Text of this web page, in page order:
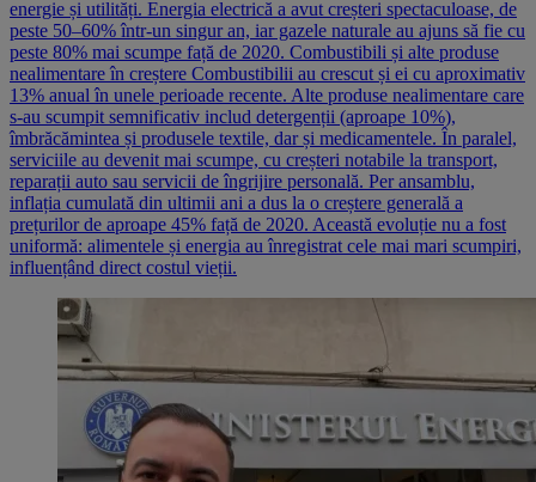
energie și utilități. Energia electrică a avut creșteri spectaculoase, de
peste 50–60% într-un singur an, iar gazele naturale au ajuns să fie cu
peste 80% mai scumpe față de 2020. Combustibili și alte produse
nealimentare în creștere Combustibilii au crescut și ei cu aproximativ
13% anual în unele perioade recente. Alte produse nealimentare care
s-au scumpit semnificativ includ detergenții (aproape 10%),
îmbrăcămintea și produsele textile, dar și medicamentele. În paralel,
serviciile au devenit mai scumpe, cu creșteri notabile la transport,
reparații auto sau servicii de îngrijire personală. Per ansamblu,
inflația cumulată din ultimii ani a dus la o creștere generală a
prețurilor de aproape 45% față de 2020. Această evoluție nu a fost
uniformă: alimentele și energia au înregistrat cele mai mari scumpiri,
influențând direct costul vieții.